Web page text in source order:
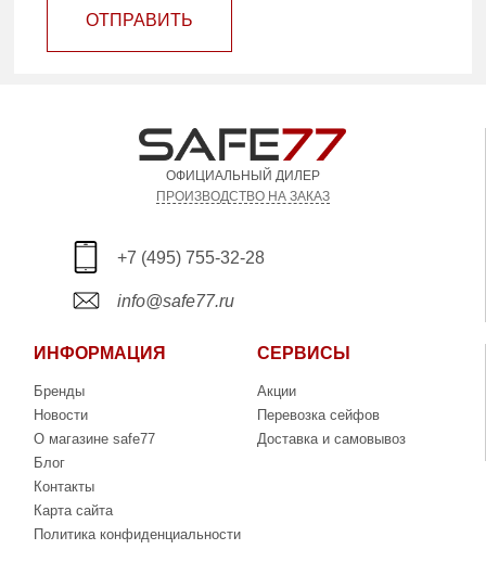
ОТПРАВИТЬ
ОФИЦИАЛЬНЫЙ ДИЛЕР
ПРОИЗВОДСТВО НА ЗАКАЗ
+7 (495) 755-32-28
info@safe77.ru
ИНФОРМАЦИЯ
Бренды
Новости
О магазине safe77
Блог
Контакты
Карта сайта
Политика конфиденциальности
СЕРВИСЫ
Акции
Перевозка сейфов
Доставка и самовывоз